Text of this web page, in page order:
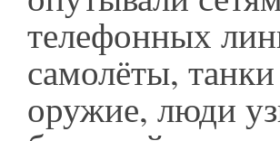
телефонных
самолёты,
оружие, люди